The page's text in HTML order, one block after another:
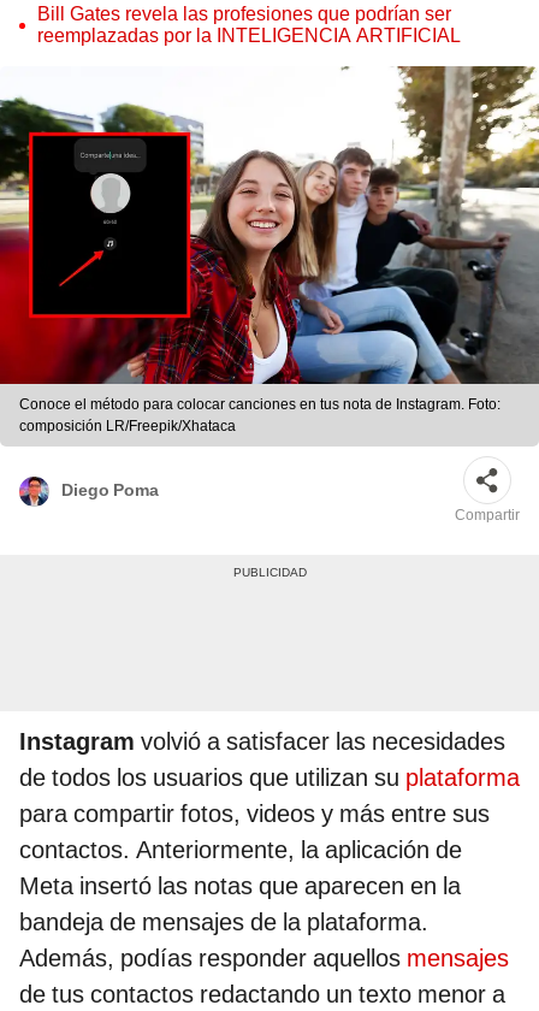
Bill Gates revela las profesiones que podrían ser
reemplazadas por la INTELIGENCIA ARTIFICIAL
Conoce el método para colocar canciones en tus nota de Instagram. Foto:
composición LR/Freepik/Xhataca
Diego Poma
Compartir
Instagram volvió a satisfacer las necesidades
de todos los usuarios que utilizan su plataforma
para compartir fotos, videos y más entre sus
contactos. Anteriormente, la aplicación de
Meta insertó las notas que aparecen en la
bandeja de mensajes de la plataforma.
Además, podías responder aquellos mensajes
de tus contactos redactando un texto menor a